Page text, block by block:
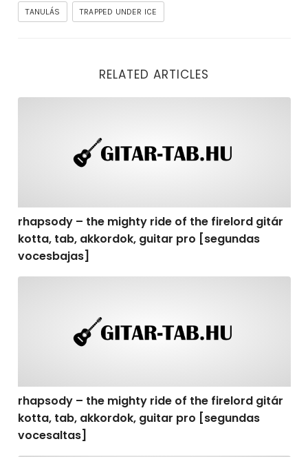
TANULÁS TRAPPED UNDER ICE
RELATED ARTICLES
rhapsody – the mighty ride of the firelord gitár
kotta, tab, akkordok, guitar pro [segundas
vocesbajas]
rhapsody – the mighty ride of the firelord gitár
kotta, tab, akkordok, guitar pro [segundas
vocesaltas]